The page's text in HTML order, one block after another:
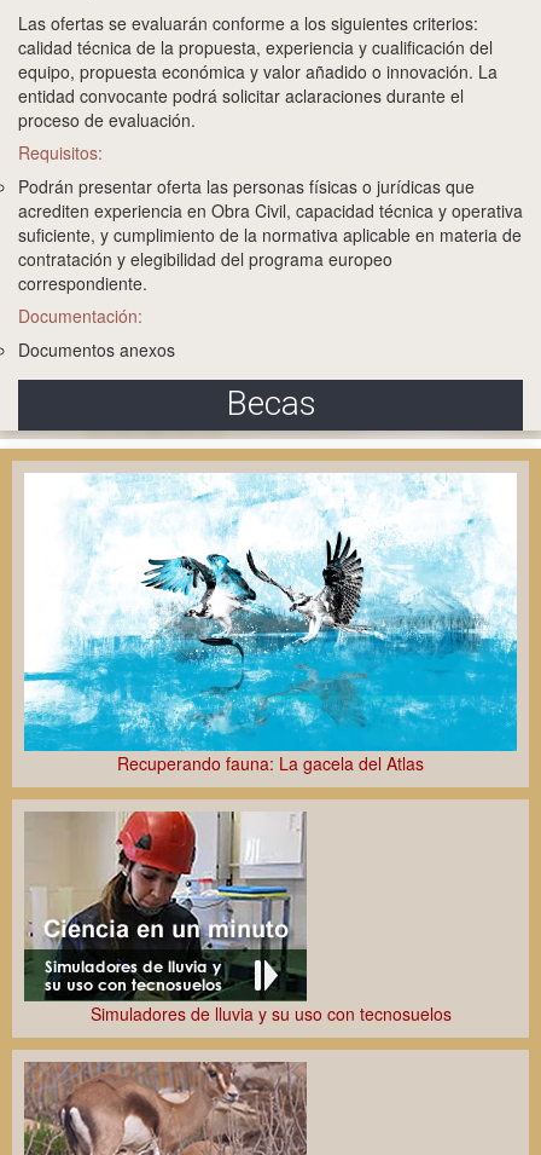
Las ofertas se evaluarán conforme a los siguientes criterios:
calidad técnica de la propuesta, experiencia y cualificación del
equipo, propuesta económica y valor añadido o innovación. La
entidad convocante podrá solicitar aclaraciones durante el
proceso de evaluación.
Requisitos:
Podrán presentar oferta las personas físicas o jurídicas que
acrediten experiencia en Obra Civil, capacidad técnica y operativa
suficiente, y cumplimiento de la normativa aplicable en materia de
contratación y elegibilidad del programa europeo
correspondiente.
Documentación:
Documentos anexos
Becas
Recuperando fauna: La gacela del Atlas
Simuladores de lluvia y su uso con tecnosuelos